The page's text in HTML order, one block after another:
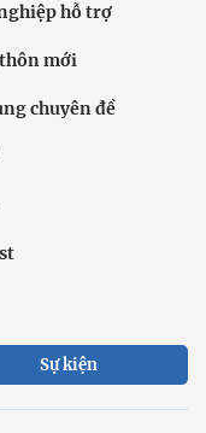
hỗ trợ
mới
chuyên đề
Sự kiện